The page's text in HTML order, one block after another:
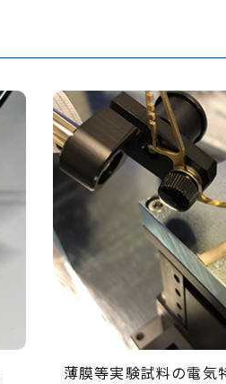
薄膜等実験試料の電気